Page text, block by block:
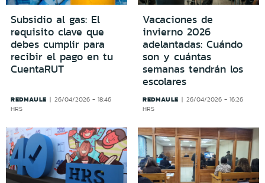
Subsidio al gas: El
requisito clave que
debes cumplir para
recibir el pago en tu
CuentaRUT
REDMAULE
26/04/2026 - 18:46
HRS
Vacaciones de
invierno 2026
adelantadas: Cuándo
son y cuántas
semanas tendrán los
escolares
REDMAULE
26/04/2026 - 16:26
HRS